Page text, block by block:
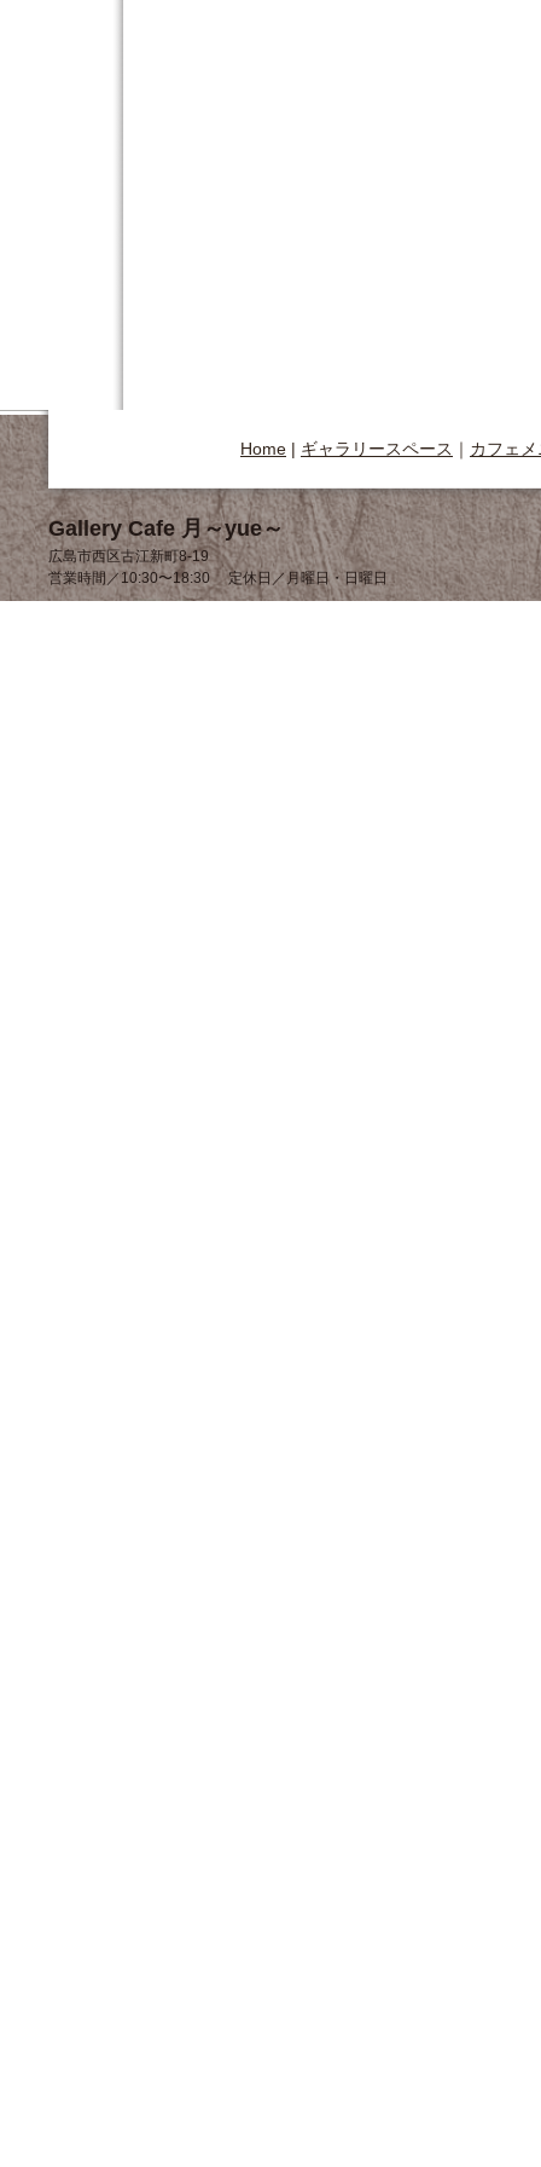
Home | ギャラリースペース ｜ カフェ
Gallery Cafe 月～yue～
広島市西区古江新町8-19
営業時間／10:30〜18:30 定休日／月曜日・日曜日